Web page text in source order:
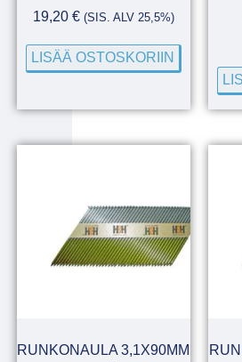
19,20 € (SIS. ALV 25,5%)
LISÄÄ OSTOSKORIIN
RUNKONAULA 3,1X90MM